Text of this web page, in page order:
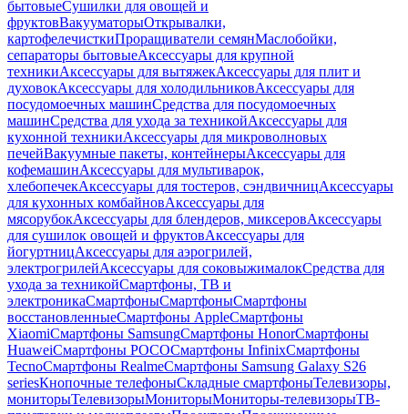
бытовыеСушилки для овощей и
фруктовВакууматорыОткрывалки,
картофелечисткиПроращиватели семянМаслобойки,
сепараторы бытовыеАксессуары для крупной
техникиАксессуары для вытяжекАксессуары для плит и
духовокАксессуары для холодильниковАксессуары для
посудомоечных машинСредства для посудомоечных
машинСредства для ухода за техникойАксессуары для
кухонной техникиАксессуары для микроволновых
печейВакуумные пакеты, контейнерыАксессуары для
кофемашинАксессуары для мультиварок,
хлебопечекАксессуары для тостеров, сэндвичницАксессуары
для кухонных комбайновАксессуары для
мясорубокАксессуары для блендеров, миксеровАксессуары
для сушилок овощей и фруктовАксессуары для
йогуртницАксессуары для аэрогрилей,
электрогрилейАксессуары для соковыжималокСредства для
ухода за техникойСмартфоны, ТВ и
электроникаСмартфоныСмартфоныСмартфоны
восстановленныеСмартфоны AppleСмартфоны
XiaomiСмартфоны SamsungСмартфоны HonorСмартфоны
HuaweiСмартфоны POCOСмартфоны InfinixСмартфоны
TecnoСмартфоны RealmeСмартфоны Samsung Galaxy S26
seriesКнопочные телефоныСкладные смартфоныТелевизоры,
мониторыТелевизорыМониторыМониторы-телевизорыТВ-